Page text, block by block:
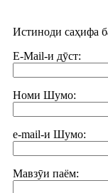
Истиноди саҳифа
E-Mail-и дӯст:
Номи Шумо:
e-mail-и Шумо:
Мавзӯи паём: